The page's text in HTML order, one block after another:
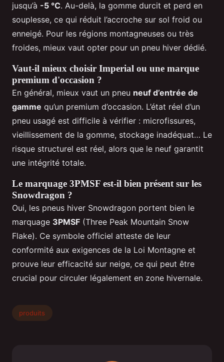
jusqu’à -5 °C. Au-delà, la gomme durcit et perd en
souplesse, ce qui réduit l’accroche sur sol froid ou
enneigé. Pour les régions montagneuses ou très
froides, mieux vaut opter pour un pneu hiver dédié.
Vaut-il mieux choisir Imperial ou une marque
premium d'occasion ?
En général, mieux vaut un pneu neuf d’entrée de
gamme qu’un premium d’occasion. L’état réel d’un
pneu usagé est difficile à vérifier : microfissures,
vieillissement de la gomme, stockage inadéquat… Le
risque structurel est réel, alors que le neuf garantit
une intégrité totale.
Le marquage 3PMSF est-il bien présent sur les
Snowdragon ?
Oui, les pneus hiver Snowdragon portent bien le
marquage 3PMSF (Three Peak Mountain Snow
Flake). Ce symbole officiel atteste de leur
conformité aux exigences de la Loi Montagne et
prouve leur efficacité sur neige, ce qui peut être
crucial pour circuler légalement en zone hivernale.
produits